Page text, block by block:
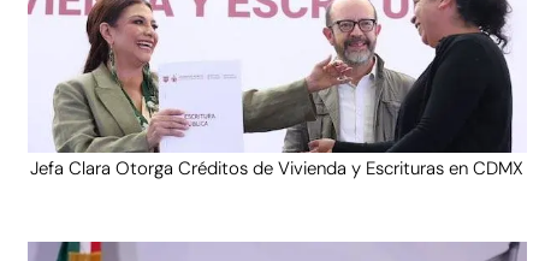
Jefa Clara Otorga Créditos de Vivienda y Escrituras en CDMX